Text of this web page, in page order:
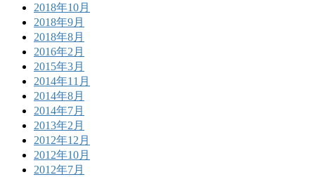
2018年10月
2018年9月
2018年8月
2016年2月
2015年3月
2014年11月
2014年8月
2014年7月
2013年2月
2012年12月
2012年10月
2012年7月